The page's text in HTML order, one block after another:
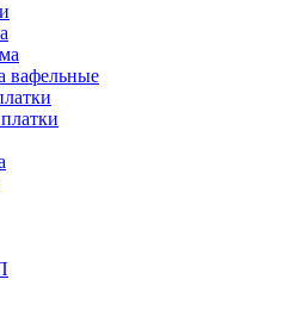
вафельные